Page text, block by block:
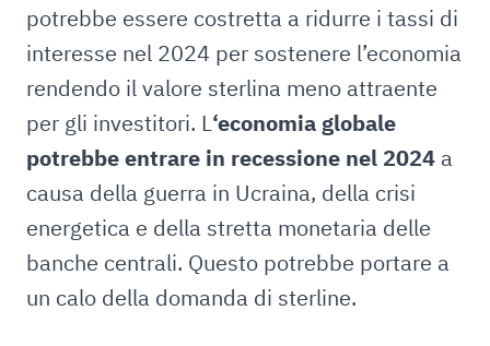
potrebbe essere costretta a ridurre i tassi di
interesse nel 2024 per sostenere l’economia
rendendo il valore sterlina meno attraente
per gli investitori. L‘economia globale
potrebbe entrare in recessione nel 2024 a
causa della guerra in Ucraina, della crisi
energetica e della stretta monetaria delle
banche centrali. Questo potrebbe portare a
un calo della domanda di sterline.